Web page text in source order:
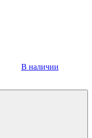
В наличии